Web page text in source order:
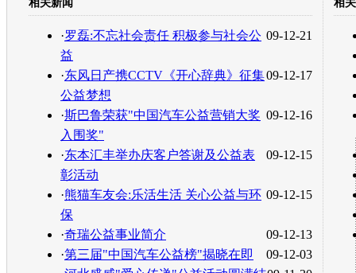
转发至：
相关新闻
09-12-21
·罗磊:不忘社会责任 积极参与社会公
益
09-12-17
·东风日产携CCTV《开心辞典》征集
公益梦想
09-12-16
·斯巴鲁荣获"中国汽车公益营销大奖
入围奖"
09-12-15
·东本汇丰举办庆客户答谢及公益表
彰活动
09-12-15
·熊猫车友会:乐活生活 关心公益与环
保
09-12-13
·奇瑞公益事业简介
09-12-03
·第三届"中国汽车公益榜"揭晓在即
相